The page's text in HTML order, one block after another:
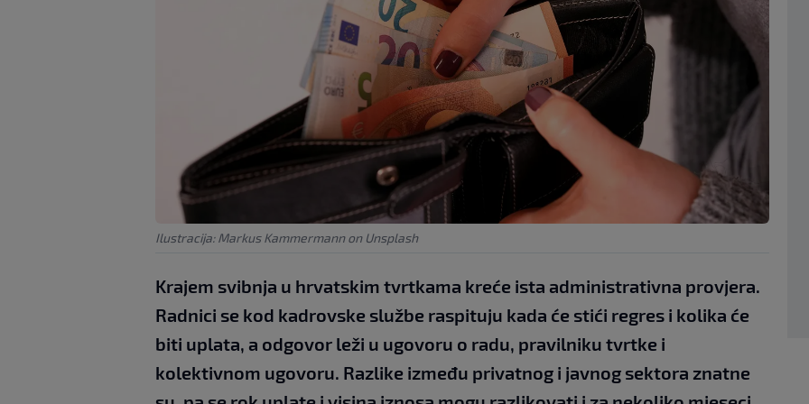
Ilustracija: Markus Kammermann on Unsplash
Krajem svibnja u hrvatskim tvrtkama kreće ista administrativna provjera.
Radnici se kod kadrovske službe raspituju kada će stići regres i kolika će
biti uplata, a odgovor leži u ugovoru o radu, pravilniku tvrtke i
kolektivnom ugovoru. Razlike između privatnog i javnog sektora znatne